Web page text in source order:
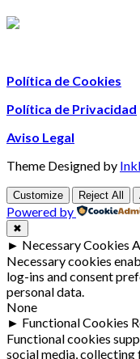
Política de Cookies
Política de Privacidad
Aviso Legal
Theme Designed by
Customize Reject All
Powered by
✖
► Necessary Cookies
Necessary cookies
log-ins and consent
personal data.
None
► Functional Cookies
Functional cookies
social media,